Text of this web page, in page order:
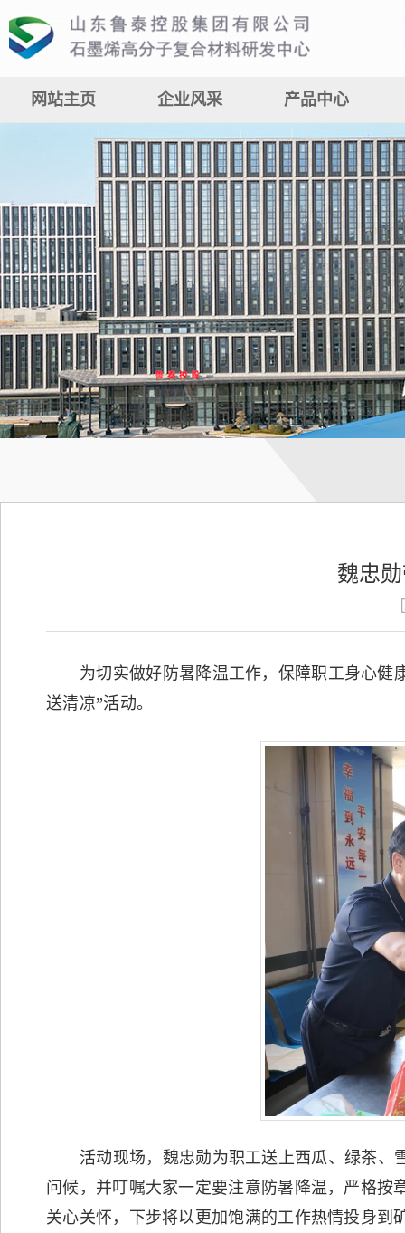
网站主页 企业风采 产品中心
魏忠
为切实做好防暑降温工作，保障职工身心健康
送清凉”活动。
活动现场，魏忠勋为职工送上西瓜、绿茶
问候，并叮嘱大家一定要注意防暑降温，严格
关心关怀，下步将以更加饱满的工作热情投身